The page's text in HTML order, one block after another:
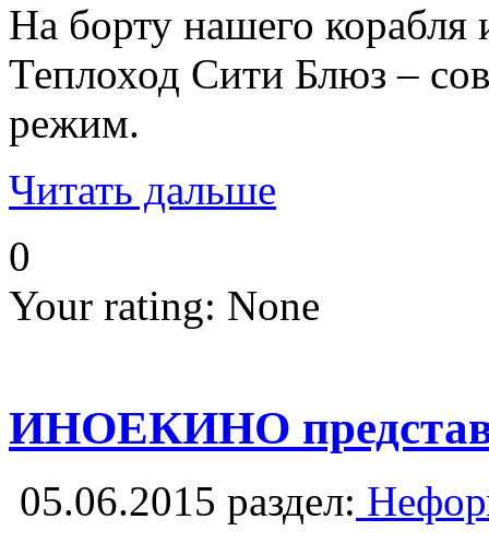
На борту нашего
Теплоход Сити Блюз –
режим.
Читать дальше
0
Your rating: None
ИНОЕКИНО
05.06.2015 раздел: